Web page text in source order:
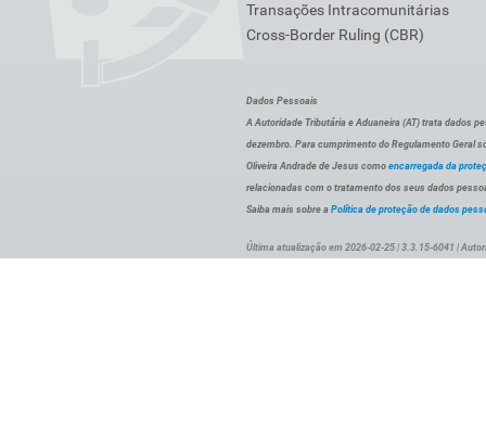
Transações Intracomunitárias
Cross-Border Ruling (CBR)
Dados Pessoais
A Autoridade Tributária e Aduaneira (AT) trata dados
dezembro. Para cumprimento do Regulamento Geral
Oliveira Andrade de Jesus como encarregada da
relacionadas com o tratamento dos seus dados
Saiba mais sobre a Política de proteção de dados
Última atualização em 2026-02-25 | 3.3.15-6041 |